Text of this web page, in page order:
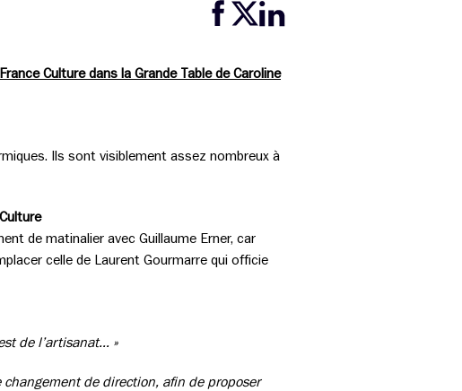
Culture dans la Grande Table de Caroline
Ils sont visiblement assez nombreux à
de matinalier avec Guillaume Erner, car
celle de Laurent Gourmarre qui officie
de l’artisanat… »
changement de direction, afin de proposer